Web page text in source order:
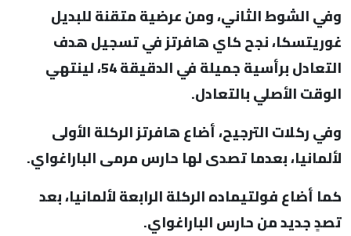
وفي الشوط الثاني، ومن عرضية متقنة للبديل
غوريتسكا، نجح كاي هافرتز في تسجيل هدف
التعادل برأسية جميلة في الدقيقة 54، لينتهي
الوقت الأصلي بالتعادل.
وفي ركلات الترجيح، أضاع هافرتز الركلة الأولى
لألمانيا، بعدما تصدى لها حارس مرمى الباراغواي.
كما أضاع فولتيماده الركلة الرابعة لألمانيا، بعد
تصدٍ جديد من حارس الباراغواي.